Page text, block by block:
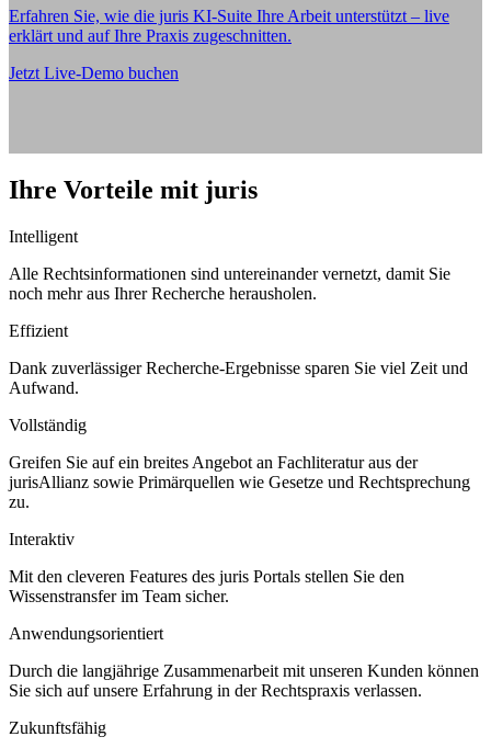
Erfahren Sie, wie die juris KI-Suite Ihre Arbeit unterstützt – live
erklärt und auf Ihre Praxis zugeschnitten.
Jetzt Live-Demo buchen
Ihre Vorteile mit juris
Intelligent
Alle Rechtsinformationen sind untereinander vernetzt, damit Sie
noch mehr aus Ihrer Recherche herausholen.
Effizient
Dank zuverlässiger Recherche-Ergebnisse sparen Sie viel Zeit und
Aufwand.
Vollständig
Greifen Sie auf ein breites Angebot an Fachliteratur aus der
jurisAllianz sowie Primärquellen wie Gesetze und Rechtsprechung
zu.
Interaktiv
Mit den cleveren Features des juris Portals stellen Sie den
Wissenstransfer im Team sicher.
Anwendungsorientiert
Durch die langjährige Zusammenarbeit mit unseren Kunden können
Sie sich auf unsere Erfahrung in der Rechtspraxis verlassen.
Zukunftsfähig